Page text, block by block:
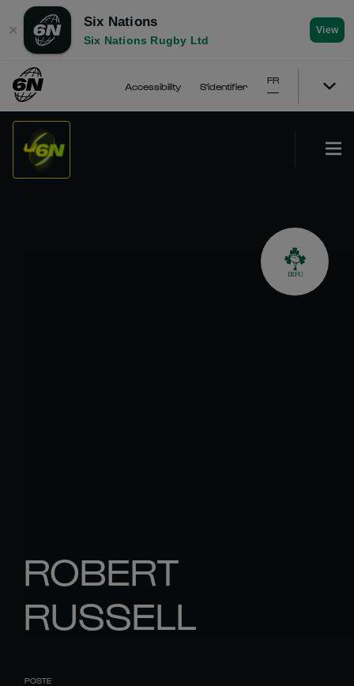
✕
Six Nations
Six Nations Rugby Ltd
View
Accessibility S'identifier
FR
ROBERT
RUSSELL
POSTE